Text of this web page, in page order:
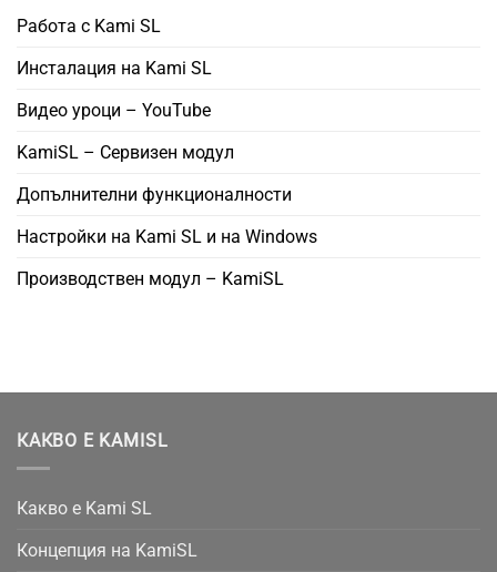
Работа с Kami SL
Инсталация на Kami SL
Видео уроци – YouTube
KamiSL – Сервизен модул
Допълнителни функционалности
Настройки на Kami SL и на Windows
Производствен модул – KamiSL
КАКВО Е KAMISL
Какво е Kami SL
Концепция на KamiSL